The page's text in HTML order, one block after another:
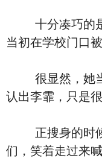
十分凑巧的是
当初在学校门口
很显然，她当
认出李霏，只是
正搜身的时候
们，笑着走过来